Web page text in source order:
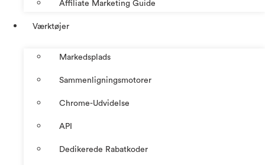
Affiliate Marketing Guide
Værktøjer
Markedsplads
Sammenligningsmotorer
Chrome-Udvidelse
API
Dedikerede Rabatkoder